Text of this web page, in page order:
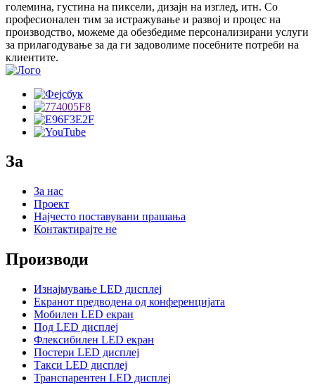
големина, густина на пиксели, дизајн на изглед, итн. Со
професионален тим за истражување и развој и процес на
производство, можеме да обезбедиме персонализирани услуги
за прилагодување за да ги задоволиме посебните потреби на
клиентите.
За
За нас
Проект
Најчесто поставувани прашања
Контактирајте не
Производи
Изнајмување LED дисплеј
Екранот предводена од конференцијата
Мобилен LED екран
Под LED дисплеј
Флексибилен LED екран
Постери LED дисплеј
Такси LED дисплеј
Транспарентен LED дисплеј